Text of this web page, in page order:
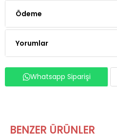
Ödeme
Yorumlar
Whatsapp Siparişi
BENZER ÜRÜNLER